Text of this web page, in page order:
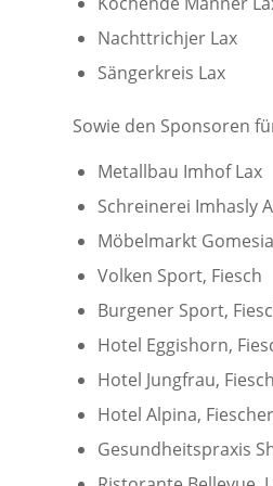
Nachttrichjer Lax
Sängerkreis Lax
Sowie den Sponsoren
Metallbau Imhof Lax
Schreinerei Imhasly
Möbelmarkt
Volken Sport, Fiesch
Burgener Sport,
Hotel Eggishorn,
Hotel Jungfrau,
Hotel Alpina,
Gesundheitspraxis